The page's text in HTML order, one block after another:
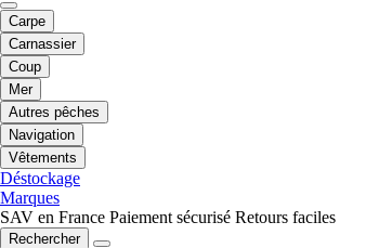
Carpe
Carnassier
Coup
Mer
Autres pêches
Navigation
Vêtements
Déstockage
Marques
SAV en France Paiement sécurisé Retours faciles
Rechercher